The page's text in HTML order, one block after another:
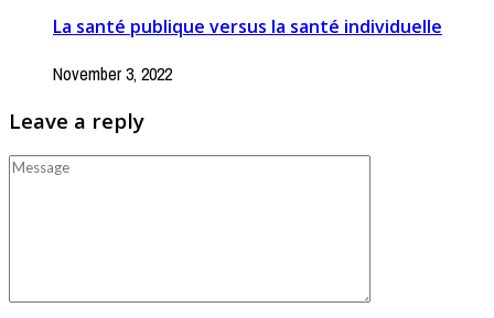
La santé publique versus la santé individuelle
November 3, 2022
Leave a reply